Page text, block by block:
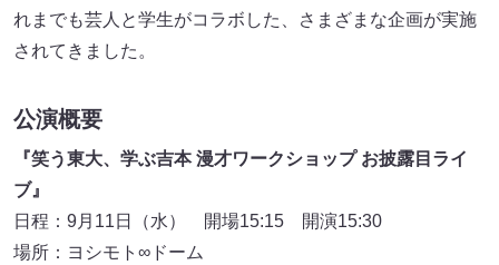
れまでも芸人と学生がコラボした、さまざまな企画が実施
されてきました。
公演概要
『笑う東大、学ぶ吉本 漫才ワークショップ お披露目ライ
ブ』
日程：9月11日（水） 開場15:15 開演15:30
場所：ヨシモト∞ドーム